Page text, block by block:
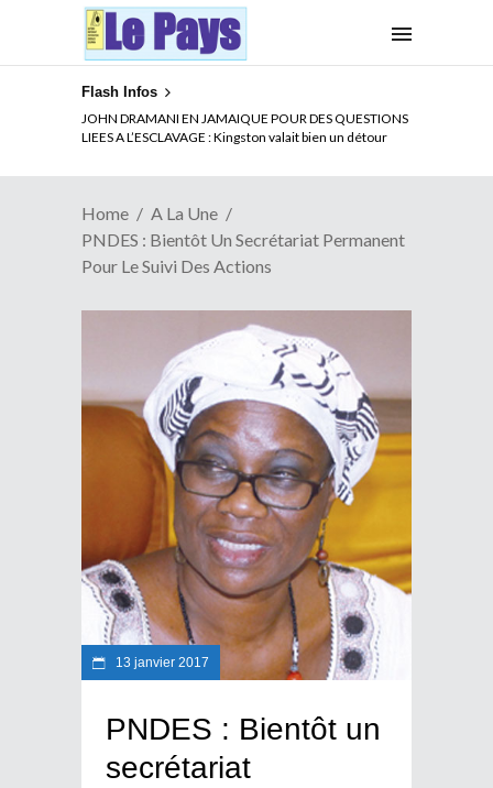
Flash Infos
JOHN DRAMANI EN JAMAIQUE POUR DES QUESTIONS
LIEES A L’ESCLAVAGE : Kingston valait bien un détour
ELECTION DE TALON A LA TETE DU SENAT BENINOIS :
Quand Patrice quitte le pouvoir sans partir !
Home
A La Une
PNDES : Bientôt Un Secrétariat Permanent
Pour Le Suivi Des Actions
13 janvier 2017
PNDES : Bientôt un
secrétariat